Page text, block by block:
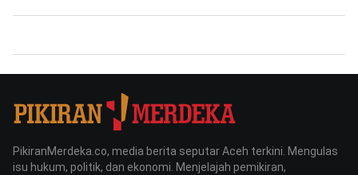
PikiranMerdeka.co, media berita seputar Aceh terkini. Mengulas
isu hukum, politik, dan ekonomi. Menjelajah pemikiran,